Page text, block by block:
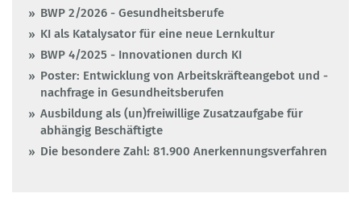
BWP 2/2026 - Gesundheitsberufe
KI als Katalysator für eine neue Lernkultur
BWP 4/2025 - Innovationen durch KI
Poster: Entwicklung von Arbeitskräfteangebot und -
nachfrage in Gesundheitsberufen
Ausbildung als (un)freiwillige Zusatzaufgabe für
abhängig Beschäftigte
Die besondere Zahl: 81.900 Anerkennungsverfahren